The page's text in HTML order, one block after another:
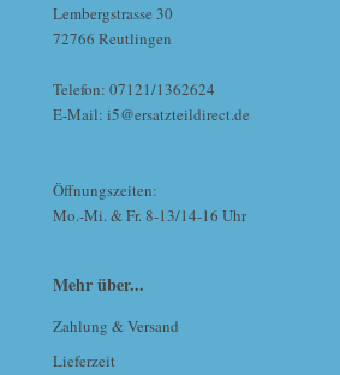
Lembergstrasse 30
72766 Reutlingen
Telefon: 07121/1362624
E-Mail: i5@ersatzteildirect.de
Öffnungszeiten:
Mo.-Mi. & Fr. 8-13/14-16 Uhr
Mehr über...
Zahlung & Versand
Lieferzeit